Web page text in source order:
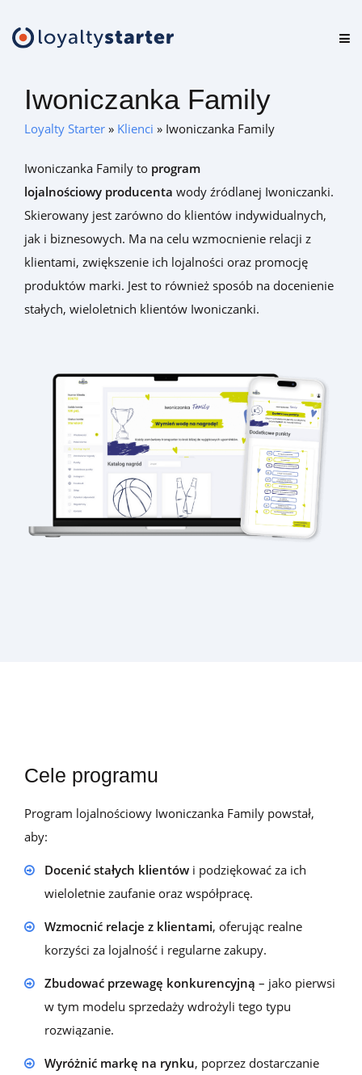
Oferta
Zasoby
Zamów darmową konsultację
Iwoniczanka Family
Loyalty Starter » Klienci » Iwoniczanka Family
Iwoniczanka Family to program
lojalnościowy producenta wody źródlanej Iwoniczanki.
Skierowany jest zarówno do klientów indywidualnych,
jak i biznesowych. Ma na celu wzmocnienie relacji z
klientami, zwiększenie ich lojalności oraz promocję
produktów marki. Jest to również sposób na docenienie
stałych, wieloletnich klientów Iwoniczanki.
Cele programu
Program lojalnościowy Iwoniczanka Family powstał,
aby:
Docenić stałych klientów i podziękować za ich
wieloletnie zaufanie oraz współpracę.
Wzmocnić relacje z klientami, oferując realne
korzyści za lojalność i regularne zakupy.
Zbudować przewagę konkurencyjną – jako pierwsi
w tym modelu sprzedaży wdrożyli tego typu
rozwiązanie.
Wyróżnić markę na rynku, poprzez dostarczanie